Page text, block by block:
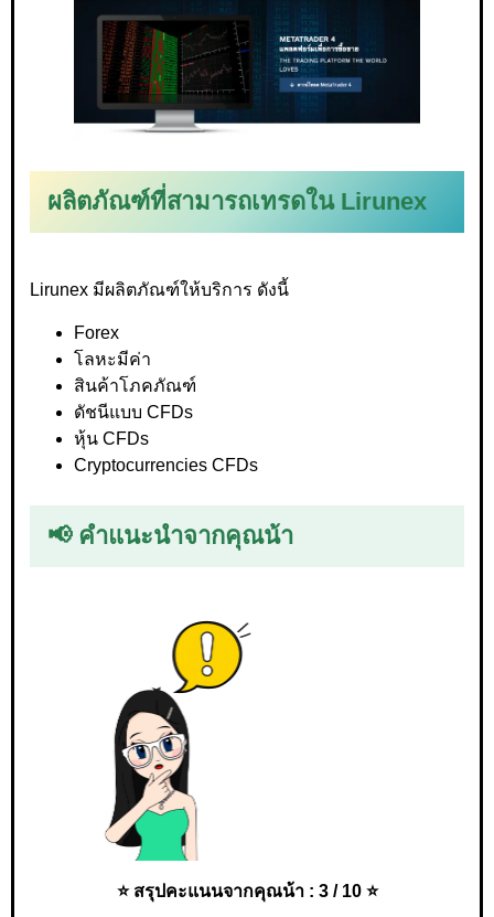
ผลิตภัณฑ์ที่สามารถเทรดใน Lirunex
Lirunex มีผลิตภัณฑ์ให้บริการ ดังนี้
Forex
โลหะมีค่า
สินค้าโภคภัณฑ์
ดัชนีแบบ CFDs
หุ้น CFDs
Cryptocurrencies CFDs
📢 คำแนะนำจากคุณน้า
⭐ สรุปคะแนนจากคุณน้า : 3 / 10 ⭐